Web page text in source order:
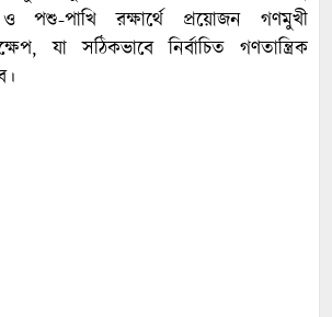
পাখি রক্ষার্থে প্রয়োজন গণমুখী
যা সঠিকভাবে নির্বাচিত গণতান্ত্রিক